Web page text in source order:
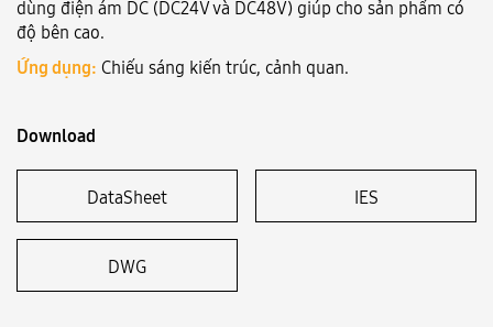
dùng điện ám DC (DC24V và DC48V) giúp cho sản phẩm có
độ bên cao.
Ứng dụng: Chiếu sáng kiến trúc, cảnh quan.
Download
DataSheet IES
DWG